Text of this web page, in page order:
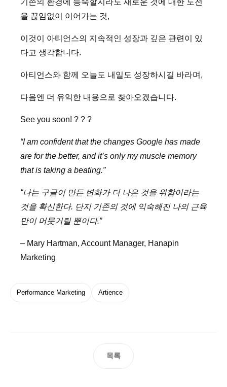
기존의 환경에 능숙할지라도 새로운 것에 대한 도전
을 끊임없이 이어가는 것,
이것이 아티언스의 지속적인 성장과 깊은 관련이 있
다고 생각합니다.
아티언스와 함께 오늘도 내일도 성장하시길 바라며,
다음엔 더 유익한 내용으로 찾아오겠습니다.
See you soon! ? ? ?
“I am confident that the changes Google has made
are for the better, and it’s only my muscle memory
that is taking a beating.”
“나는 구글이 만든 변화가 더 나은 것을 위함이라는
것을 확신한다. 단지 기존의 것에 익숙해진 나의 근육
만이 머뭇거릴 뿐이다.”
– Mary Hartman, Account Manager, Hanapin
Marketing
Performance Marketing Artience
목록